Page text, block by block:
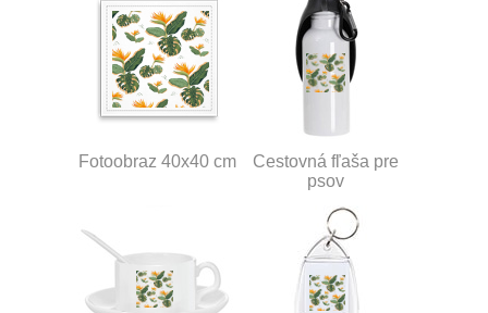
Fotoobraz 40x40 cm
Cestovná fľaša pre
psov